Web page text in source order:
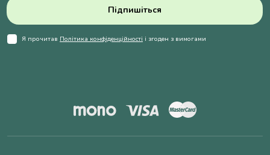
Підпишіться
Я прочитав Політика конфіденційності і згоден з вимогами